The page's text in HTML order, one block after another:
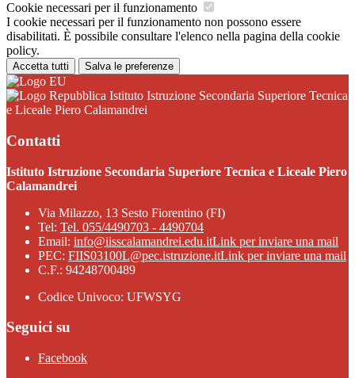
Cookie necessari per il funzionamento
I cookie necessari per il funzionamento non possono essere
disabilitati. È possibile consultare l'elenco nella pagina della cookie
policy.
Accetta tutti Salva le preferenze
Istituto Istruzione Secondaria Superiore Tecnica
e Liceale Piero Calamandrei
Contatti
Istituto Istruzione Secondaria Superiore Tecnica e Liceale Piero
Calamandrei
Via Milazzo, 13 Sesto Fiorentino (FI)
Tel: Tel. 055/4490703 - 4490704
Email: info@iisscalamandrei.edu.itLink per inviare una mail
PEC: FIIS03100L@pec.istruzione.itLink per inviare una mail
C.F.: 94248700489
Codice Univoco: UFWSYG
Seguici su
Facebook